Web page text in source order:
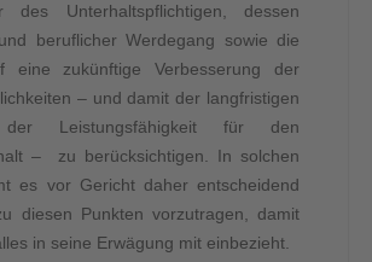
des Unterhaltspflichtigen, dessen
beruflicher Werdegang sowie die
eine zukünftige Verbesserung der
– und damit der langfristigen
der Leistungsfähigkeit für den
– zu berücksichtigen. In solchen
es vor Gericht daher entscheidend
diesen Punkten vorzutragen, damit
in seine Erwägung mit einbezieht.